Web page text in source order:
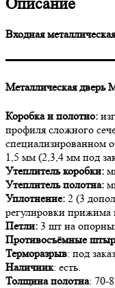
Описание
Входная
Металлическая
Коробка и полотно:
профиля сложного
специализированном
1,5 мм (2,3,4 мм под
Утеплитель коробки:
Утеплитель полотна:
Уплотнение: 2 (3
регулировки прижима
Петли: 3 шт на
Противосъёмные
Терморазрыв: под заказ.
Наличник: есть.
Толщина полотна: 70-